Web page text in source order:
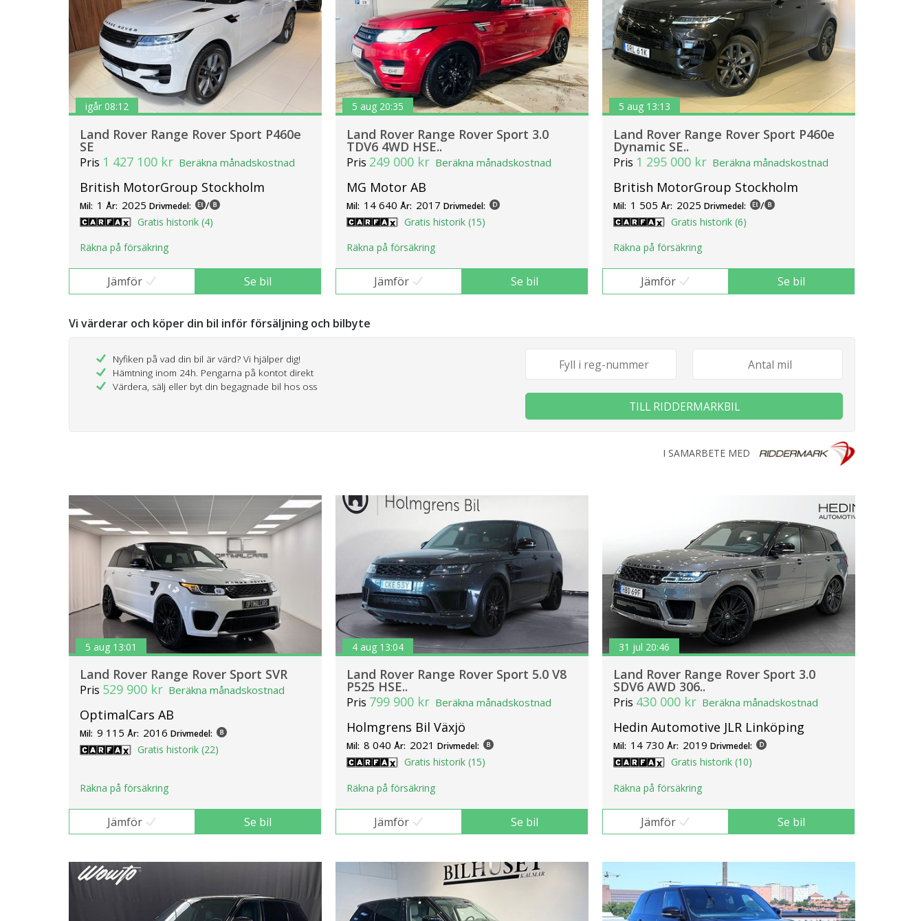
igår 08:12
Land Rover Range Rover Sport P460e
SE
Pris 1 427 100 kr Beräkna månadskostnad
British MotorGroup Stockholm
Mil: 1 År: 2025 Drivmedel: /
Gratis historik (4)
Räkna på försäkring
Jämför Se bil
5 aug 20:35
Land Rover Range Rover Sport 3.0
TDV6 4WD HSE..
Pris 249 000 kr Beräkna månadskostnad
MG Motor AB
Mil: 14 640 År: 2017 Drivmedel:
Gratis historik (15)
Räkna på försäkring
Jämför Se bil
5 aug 13:13
Land Rover Range Rover Sport P460e
Dynamic SE..
Pris 1 295 000 kr Beräkna månadskostnad
British MotorGroup Stockholm
Mil: 1 505 År: 2025 Drivmedel: /
Gratis historik (6)
Räkna på försäkring
Jämför Se bil
Vi värderar och köper din bil inför försäljning och bilbyte
Nyfiken på vad din bil är värd? Vi hjälper dig!
Hämtning inom 24h. Pengarna på kontot direkt
Värdera, sälj eller byt din begagnade bil hos oss
TILL RIDDERMARKBIL
I SAMARBETE MED
5 aug 13:01
Land Rover Range Rover Sport SVR
Pris 529 900 kr Beräkna månadskostnad
OptimalCars AB
Mil: 9 115 År: 2016 Drivmedel:
Gratis historik (22)
Räkna på försäkring
Jämför Se bil
4 aug 13:04
Land Rover Range Rover Sport 5.0 V8
P525 HSE..
Pris 799 900 kr Beräkna månadskostnad
Holmgrens Bil Växjö
Mil: 8 040 År: 2021 Drivmedel:
Gratis historik (15)
Räkna på försäkring
Jämför Se bil
31 jul 20:46
Land Rover Range Rover Sport 3.0
SDV6 AWD 306..
Pris 430 000 kr Beräkna månadskostnad
Hedin Automotive JLR Linköping
Mil: 14 730 År: 2019 Drivmedel:
Gratis historik (10)
Räkna på försäkring
Jämför Se bil